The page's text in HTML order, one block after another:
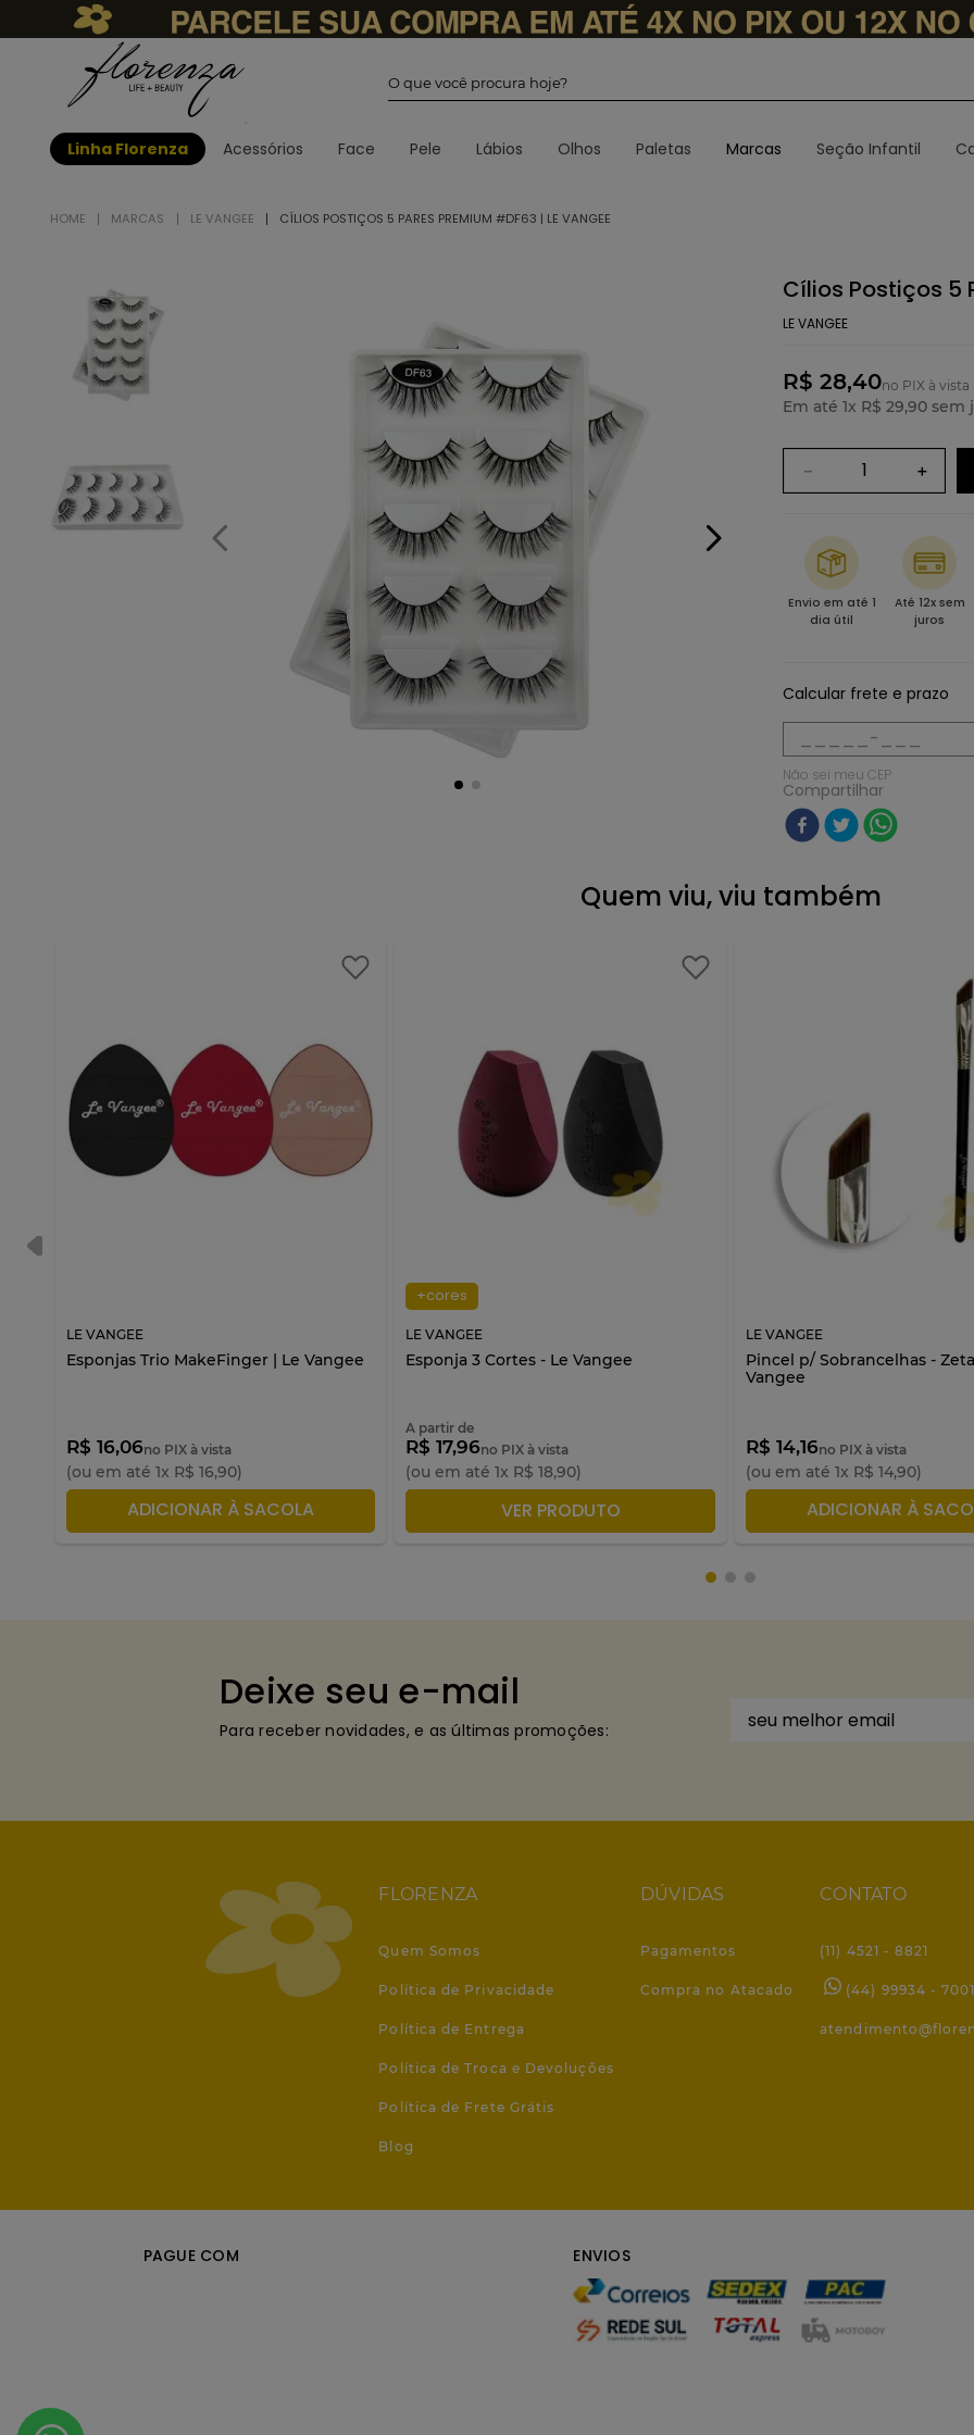
Linha Florenza Acessórios Face Pele Lábios Olhos Paletas Marcas Seção Infantil
MARCAS LE VANGEE CÍLIOS POSTIÇOS 5 PARES PREMIUM #DF63 | LE VANGEE
Cílios Postiços 5
LE VANGEE
R$ 28,40no PIX à vista
Em até 1x R$ 29,90 sem
＋
－
Envio em até 1
dia útil
Até 12x sem
juros
Calcular frete e prazo
Não sei meu CEP
Compartilhar
Quem viu, viu também
LE VANGEE
Esponjas Trio MakeFinger | Le Vangee
R$ 16,06no PIX à vista
(ou em até 1x R$ 16,90)
ADICIONAR À SACOLA
+cores
LE VANGEE
Esponja 3 Cortes - Le Vangee
A partir de
R$ 17,96no PIX à vista
(ou em até1x R$ 18,90)
ADICIONAR À SACOLA
VER PRODUTO
LE VANGEE
Pincel p/ Sobrancelhas -
Vangee
R$ 14,16no PIX à vista
(ou em até 1x R$ 14,90)
ADICIONAR À
Deixe seu e-mail
Para receber novidades, e as últimas promoções:
FLORENZA
Quem Somos
Política de Privacidade
Política de Entrega
Política de Troca e Devoluções
Política de Frete Grátis
Blog
DÚVIDAS
Pagamentos
Compra no Atacado
CONTATO
(11) 4521 - 8821
(44) 99934 - 7001
PAGUE COM ENVIOS